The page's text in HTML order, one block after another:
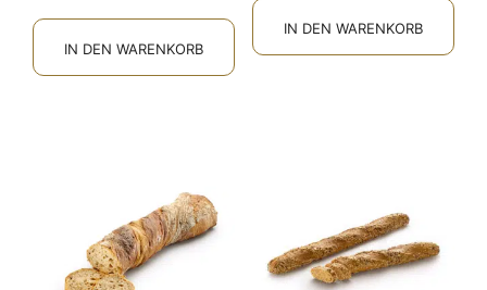
IN DEN WARENKORB
IN DEN WARENKORB